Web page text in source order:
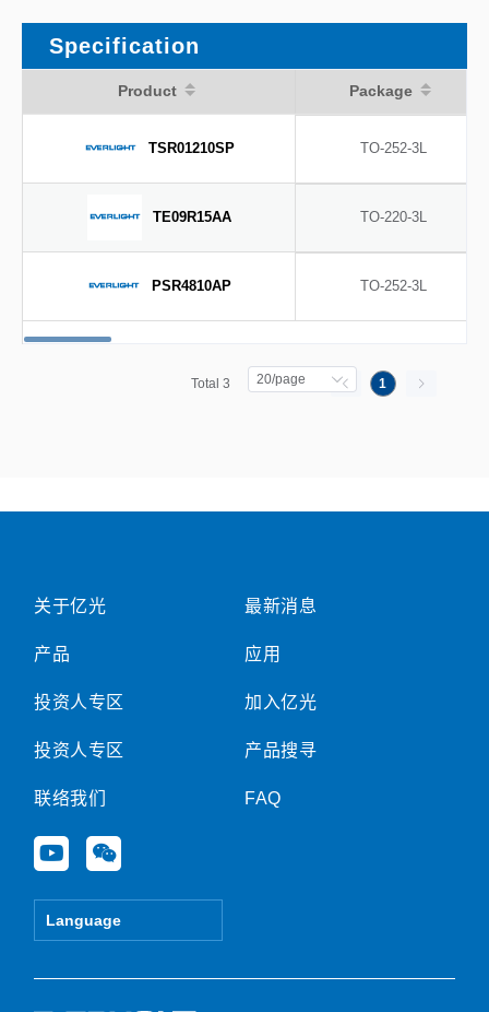
Specification
Product Package
TSR01210SP TO-252-3L
TE09R15AA TO-220-3L
PSR4810AP TO-252-3L
Total 3 20/page 1
关于亿光
产品
投资人专区
投资人专区
联络我们
Y
o
u
e
W
e
i
Language
最新消息
应用
加入亿光
产品搜寻
FAQ